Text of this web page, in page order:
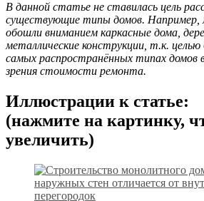
В данной статье не ставилась цель
существующие типы домов. Например,
обошли вниманием каркасные дома,
металлические конструкции, т.к.
самых распространённых типах домов
зрения стоимости ремонта.
Иллюстрации к статье:
(нажмите на картинку,
увеличить)